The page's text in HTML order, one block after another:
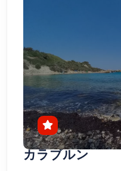
カラブルン